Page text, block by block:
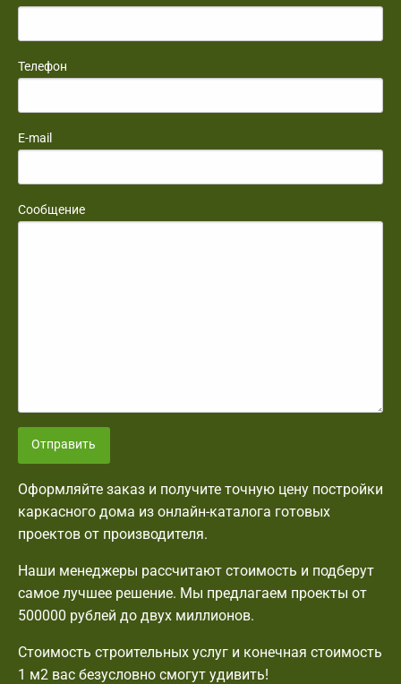
Телефон
E-mail
Сообщение
Отправить
Оформляйте заказ и получите точную цену постройки
каркасного дома из онлайн-каталога готовых
проектов от производителя.
Наши менеджеры рассчитают стоимость и подберут
самое лучшее решение. Мы предлагаем проекты от
500000 рублей до двух миллионов.
Стоимость строительных услуг и конечная стоимость
1 м2 вас безусловно смогут удивить!